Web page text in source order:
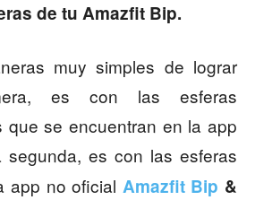
de tu Amazfit Bip.
muy simples de lograr
es con las esferas
que se encuentran en la app
segunda, es con las esferas
app no oficial Amazfit Bip &